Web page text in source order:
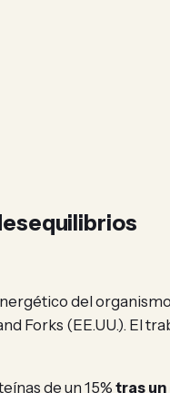
del
Forks (EE.UU.). El
de un 15% tras un